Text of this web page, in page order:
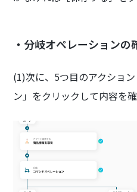
・分岐オペレーションの
(1)次に、5つ目のアクショ
ン」をクリックして内容を確